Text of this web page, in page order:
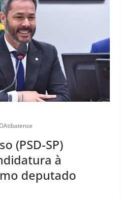
(PSD-SP)
à
deputado